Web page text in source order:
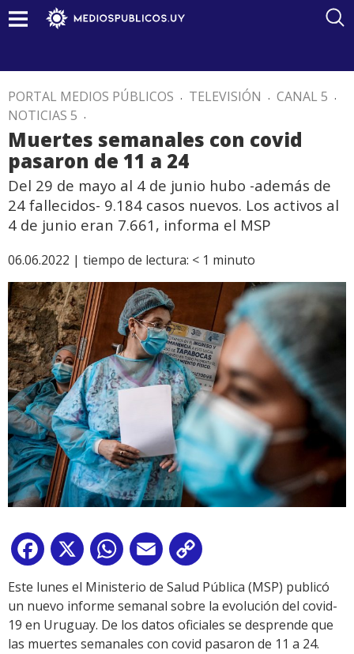
PORTAL MEDIOS PÚBLICOS . TELEVISIÓN . CANAL 5 .
NOTICIAS 5 .
Muertes semanales con covid
pasaron de 11 a 24
Del 29 de mayo al 4 de junio hubo -además de
24 fallecidos- 9.184 casos nuevos. Los activos al
4 de junio eran 7.661, informa el MSP
06.06.2022 | tiempo de lectura: < 1 minuto
Facebook
X WhatsApp
Email
Link
Este lunes el Ministerio de Salud Pública (MSP) publicó
un nuevo informe semanal sobre la evolución del covid-
19 en Uruguay. De los datos oficiales se desprende que
las muertes semanales con covid pasaron de 11 a 24.